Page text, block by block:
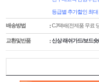
등급별 추가할인 최대
배송방법 :CJ택배(전제품 무료
교환및반품 :신상 래쉬가드/보드